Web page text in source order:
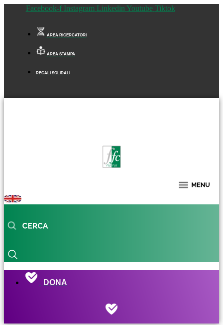
Facebook-f Instagram Linkedin Youtube Tiktok
AREA RICERCATORI
AREA STAMPA
REGALI SOLIDALI
DONA